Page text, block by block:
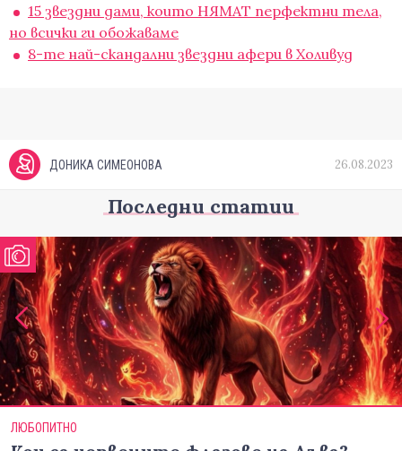
15 звездни дами, които НЯМАТ перфектни тела,
но всички ги обожаваме
8-те най-скандални звездни афери в Холивуд
ДОНИКА СИМЕОНОВА 26.08.2023
Последни статии
ЛЮБОПИТНО